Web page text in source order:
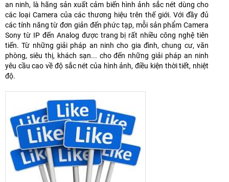
an ninh, là hãng sản xuất cảm biến hình ảnh sắc nét dùng cho
các loại Camera của các thương hiệu trên thế giới. Với đầy đủ
các tính năng từ đơn giản đến phức tạp, mỗi sản phẩm Camera
Sony từ IP đến Analog được trang bị rất nhiều công nghệ tiên
tiến. Từ những giải pháp an ninh cho gia đình, chung cư, văn
phòng, siêu thị, khách sạn... cho đến những giải pháp an ninh
yêu cầu cao về độ sắc nét của hình ảnh, điều kiện thời tiết, nhiệt
độ.